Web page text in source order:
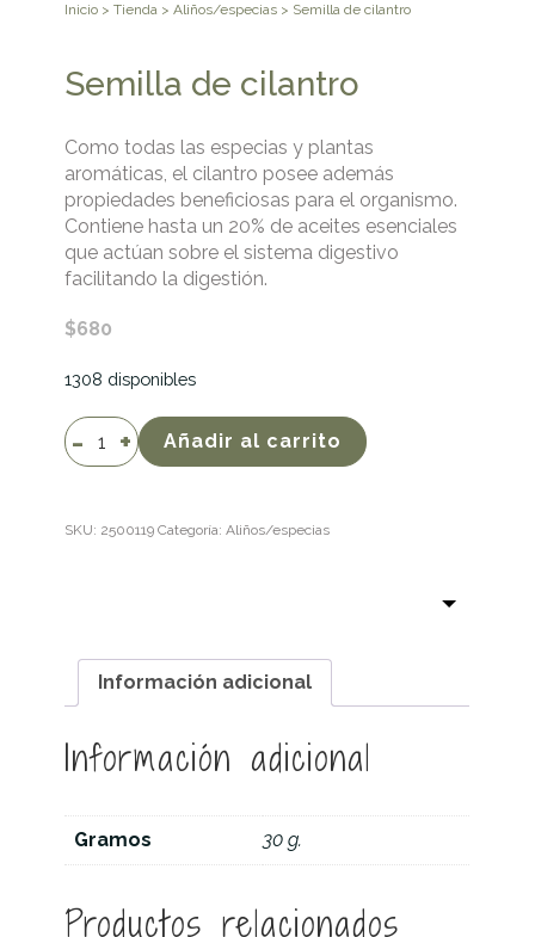
Inicio >Tienda >Aliños/especias > Semilla de cilantro
Semilla de cilantro
Como todas las especias y plantas
aromáticas, el cilantro posee además
propiedades beneficiosas para el organismo.
Contiene hasta un 20% de aceites esenciales
que actúan sobre el sistema digestivo
facilitando la digestión.
$680
1308 disponibles
Semilla
de
Añadir al carrito
SKU: 2500119 Categoría:Aliños/especias
Información adicional
Información adicional
Gramos 30 g.
Productos relacionados